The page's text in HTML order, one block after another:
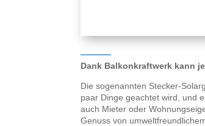
Dank Balkonkraftwerk kann
Die sogenannten Stecker-
paar Dinge geachtet wird, und
auch Mieter oder
Genuss von